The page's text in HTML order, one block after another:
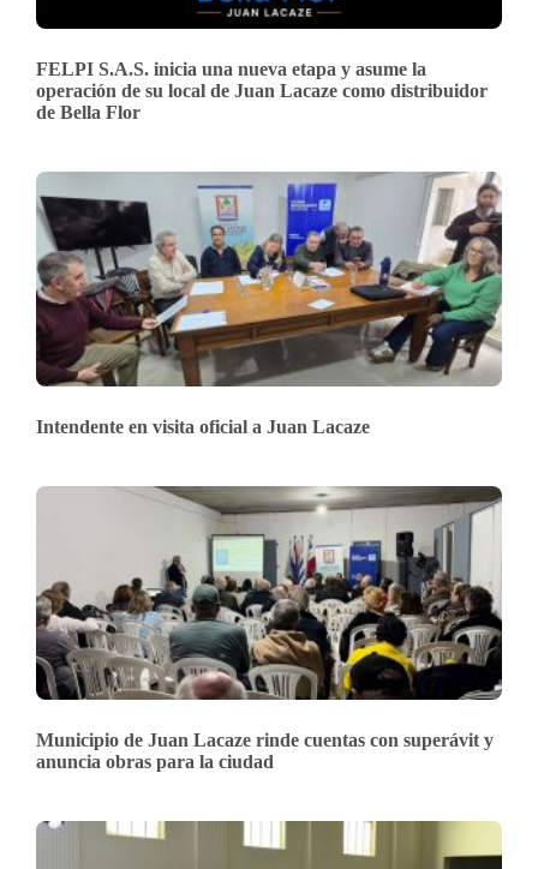
FELPI S.A.S. inicia una nueva etapa y asume la
operación de su local de Juan Lacaze como distribuidor
de Bella Flor
Intendente en visita oficial a Juan Lacaze
Municipio de Juan Lacaze rinde cuentas con superávit y
anuncia obras para la ciudad